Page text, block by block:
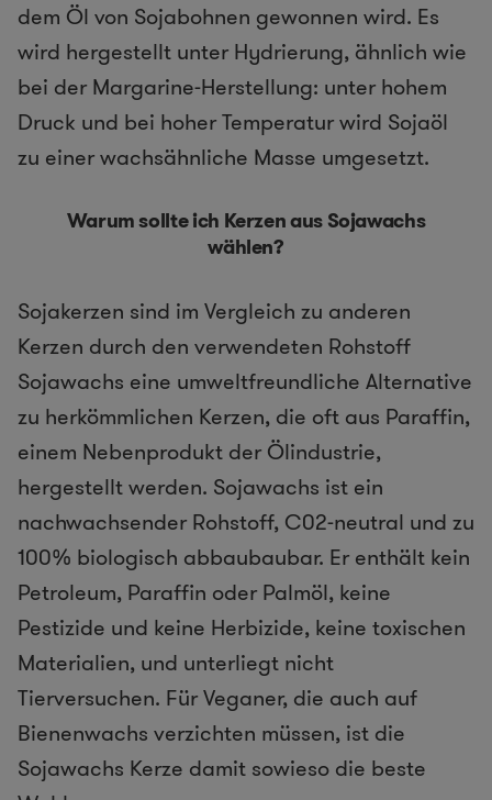
dem Öl von Sojabohnen gewonnen wird. Es
wird hergestellt unter Hydrierung, ähnlich wie
bei der Margarine-Herstellung: unter hohem
Druck und bei hoher Temperatur wird Sojaöl
zu einer wachsähnliche Masse umgesetzt.
Warum sollte ich Kerzen aus Sojawachs
wählen?
Sojakerzen sind im Vergleich zu anderen
Kerzen durch den verwendeten Rohstoff
Sojawachs eine umweltfreundliche Alternative
zu herkömmlichen Kerzen, die oft aus Paraffin,
einem Nebenprodukt der Ölindustrie,
hergestellt werden. Sojawachs ist ein
nachwachsender Rohstoff, C02-neutral und zu
100% biologisch abbaubaubar. Er enthält kein
Petroleum, Paraffin oder Palmöl, keine
Pestizide und keine Herbizide, keine toxischen
Materialien, und unterliegt nicht
Tierversuchen. Für Veganer, die auch auf
Bienenwachs verzichten müssen, ist die
Sojawachs Kerze damit sowieso die beste